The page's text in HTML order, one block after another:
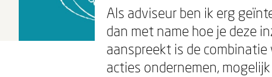
Als adviseur ben ik erg
dan met name hoe je deze
aanspreekt is de
acties ondernemen,